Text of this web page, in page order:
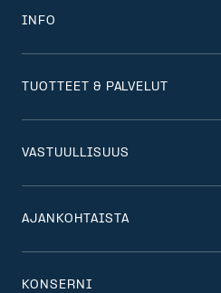
INFO
TUOTTEET & PALVELUT
VASTUULLISUUS
AJANKOHTAISTA
KONSERNI